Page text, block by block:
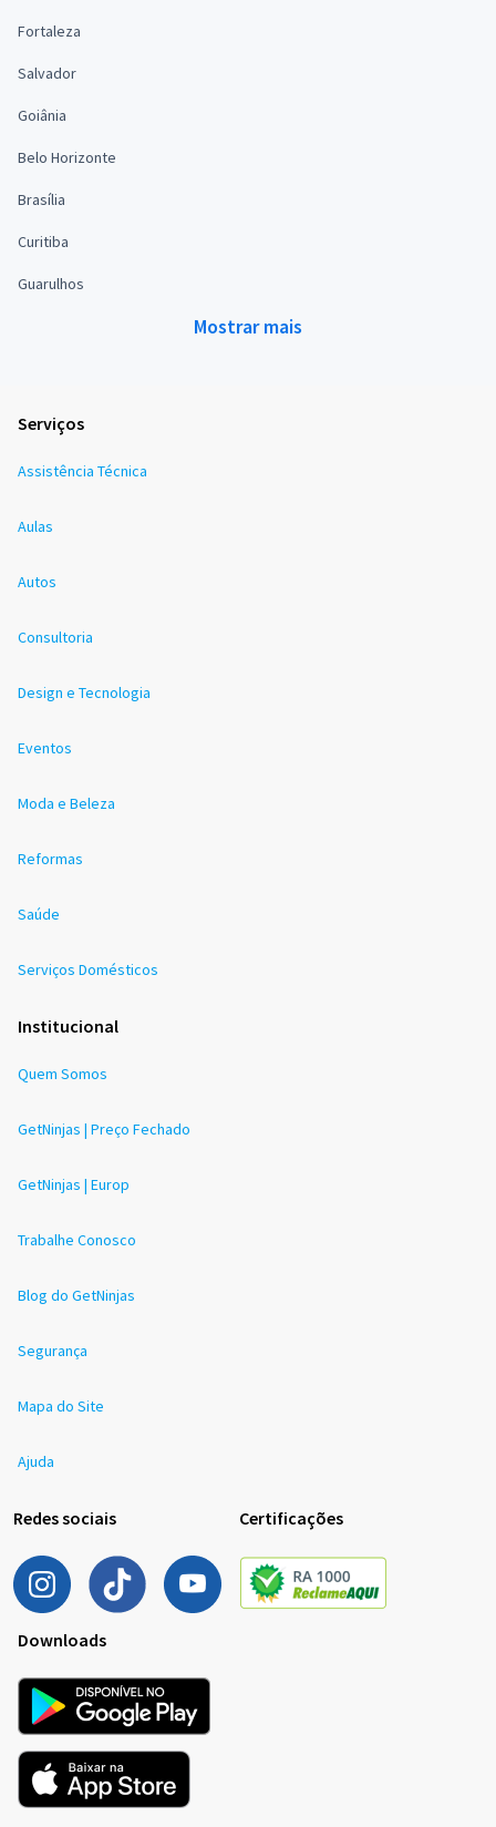
Fortaleza
Salvador
Goiânia
Belo Horizonte
Brasília
Curitiba
Guarulhos
Mostrar mais
Serviços
Assistência Técnica
Aulas
Autos
Consultoria
Design e Tecnologia
Eventos
Moda e Beleza
Reformas
Saúde
Serviços Domésticos
Institucional
Quem Somos
GetNinjas | Preço Fechado
GetNinjas | Europ
Trabalhe Conosco
Blog do GetNinjas
Segurança
Mapa do Site
Ajuda
Redes sociais Certificações
Downloads